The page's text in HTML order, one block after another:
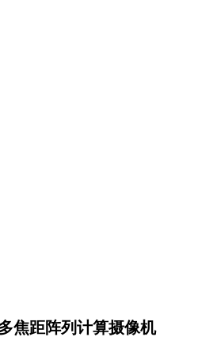
焦距阵列计算摄像机